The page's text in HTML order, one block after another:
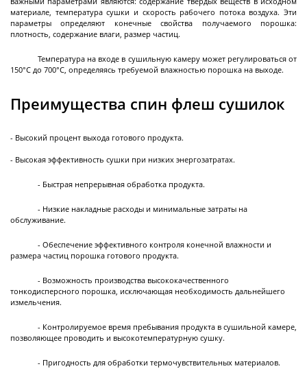
Концентраторы сферические
Концентраторы цилиндрические
испарители
Промышленные роторные испарители
Морозильные
камеры
материале, температура сушки и скорость рабочего потока воздуха. Эти
параметры определяют конечные свойства получаемого порошка:
плотность, содержание влаги, размер частиц.
Температура на входе в сушильную камеру может регулироваться от
150°C до 700°C, определяясь требуемой влажностью порошка на выходе.
Преимущества спин флеш сушилок
- Высокий процент выхода готового продукта.
- Высокая эффективность сушки при низких энергозатратах.
- Быстрая непрерывная обработка продукта.
- Низкие накладные расходы и минимальные затраты на
обслуживание.
- Обеспечение эффективного контроля конечной влажности и
размера частиц порошка готового продукта.
- Возможность производства высококачественного
тонкодисперсного порошка, исключающая необходимость дальнейшего
измельчения.
- Контролируемое время пребывания продукта в сушильной камере,
позволяющее проводить и высокотемпературную сушку.
- Пригодность для обработки термочувствительных материалов.